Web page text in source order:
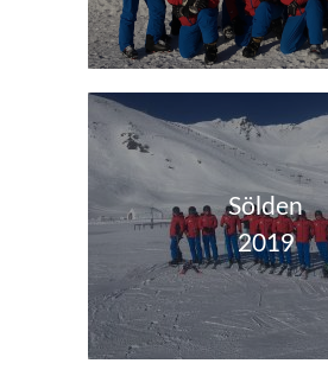
Sölden
2019